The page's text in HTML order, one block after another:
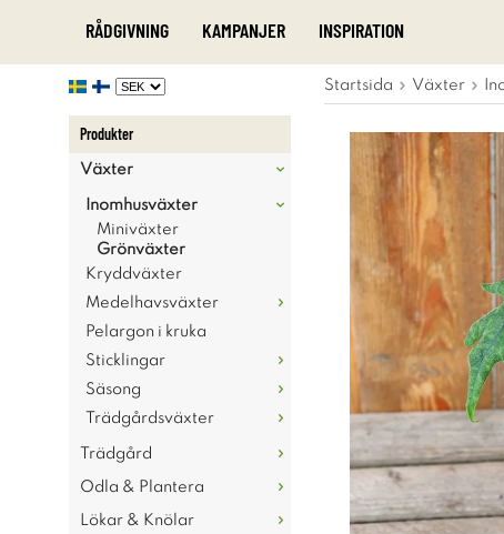
RÅDGIVNING KAMPANJER INSPIRATION
Produkter
Växter
Inomhusväxter
Miniväxter
Grönväxter
Kryddväxter
Medelhavsväxter
Pelargon i kruka
Sticklingar
Säsong
Trädgårdsväxter
Trädgård
Odla & Plantera
Lökar & Knölar
Startsida Växter